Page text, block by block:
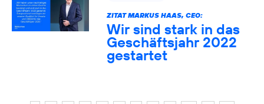
ZITAT MARKUS HAAS, CEO:
Wir sind stark in das
Geschäftsjahr 2022
gestartet